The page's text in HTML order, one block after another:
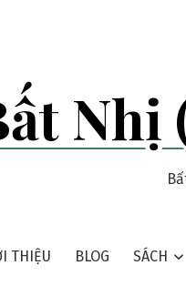
Nhị
THIỆU BLOG SÁCH